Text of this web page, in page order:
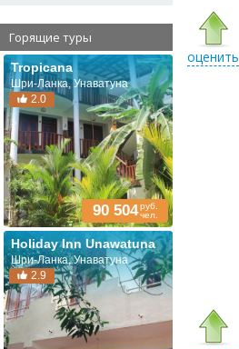
Горящие туры
Tropicana
Шри-Ланка, Унаватуна
2.0
90 504руб.
чел.
Holiday Inn Unawatuna
Шри-Ланка, Унаватуна
2.9
оценить